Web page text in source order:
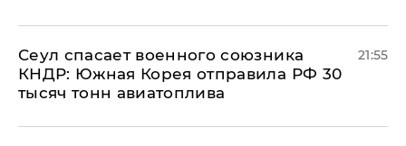
​Сеул спасает военного союзника
КНДР: Южная Корея отправила РФ 30
тысяч тонн авиатоплива
21:55